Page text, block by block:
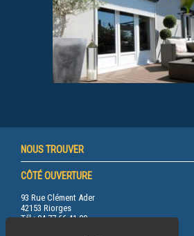
NOUS TROUVER
CÔTÉ OUVERTURE
93 Rue Clément Ader
42153 Riorges
Tél.: 04 77 66 41 00